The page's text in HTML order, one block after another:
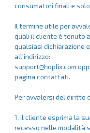
consumatori finali e
Il termine utile per
quali il cliente è tenuto
qualsiasi dichiarazione
all'indirizzo:
support@hoplix.com
pagina contattati.
Per avvalersi del diritto
1. il cliente esprima la
recesso nelle modalità